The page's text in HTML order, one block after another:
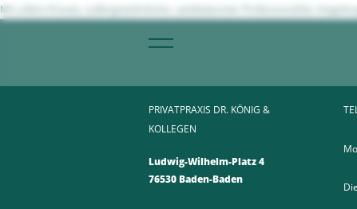
Mit vollem Einsatz, außergewöhnlicher, weitbekannter Professionalität,
PRIVATPRAXIS DR. KÖNIG &
KOLLEGEN
Ludwig-Wilhelm-Platz 4
76530 Baden-Baden